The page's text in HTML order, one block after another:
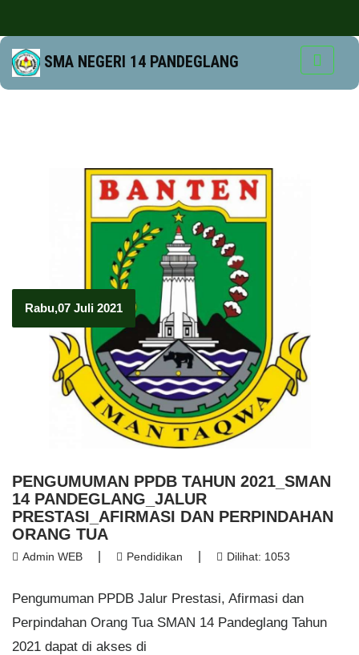
SMA NEGERI 14 PANDEGLANG
Rabu,07 Juli 2021
PENGUMUMAN PPDB TAHUN 2021_SMAN
14 PANDEGLANG_JALUR
PRESTASI_AFIRMASI DAN PERPINDAHAN
ORANG TUA
Admin WEB Pendidikan Dilihat: 1053
Pengumuman PPDB Jalur Prestasi, Afirmasi dan
Perpindahan Orang Tua SMAN 14 Pandeglang Tahun
2021 dapat di akses di